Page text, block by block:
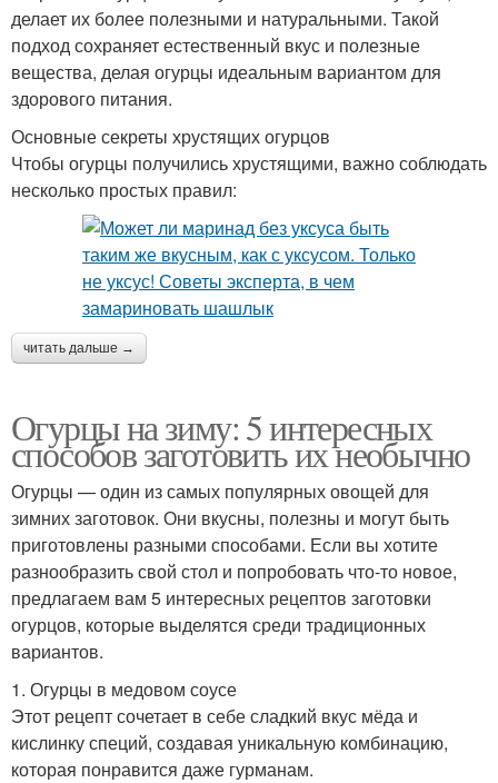
делает их более полезными и натуральными. Такой
подход сохраняет естественный вкус и полезные
вещества, делая огурцы идеальным вариантом для
здорового питания.
Основные секреты хрустящих огурцов
Чтобы огурцы получились хрустящими, важно соблюдать
несколько простых правил:
читать дальше →
Огурцы на зиму: 5 интересных
способов заготовить их необычно
Огурцы — один из самых популярных овощей для
зимних заготовок. Они вкусны, полезны и могут быть
приготовлены разными способами. Если вы хотите
разнообразить свой стол и попробовать что-то новое,
предлагаем вам 5 интересных рецептов заготовки
огурцов, которые выделятся среди традиционных
вариантов.
1. Огурцы в медовом соусе
Этот рецепт сочетает в себе сладкий вкус мёда и
кислинку специй, создавая уникальную комбинацию,
которая понравится даже гурманам.